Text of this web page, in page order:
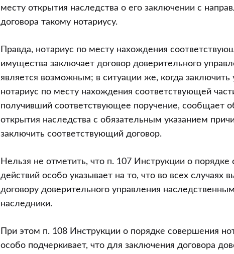
месту открытия наследства о его заключении с
договора такому нотариусу.
Правда, нотариус по месту нахождения
имущества заключает договор доверительного
является возможным; в ситуации же, когда
нотариус по месту нахождения соответствующей
получивший соответствующее поручение, сообщает
открытия наследства с обязательным указанием
заключить соответствующий договор.
Нельзя не отметить, что п. 107 Инструкции о
действий особо указывает на то, что во всех случаях
договору доверительного управления
наследники.
При этом п. 108 Инструкции о порядке совершения
особо подчеркивает, что для заключения договора